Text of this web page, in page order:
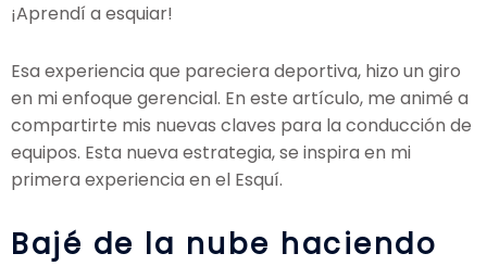
¡Aprendí a esquiar!
Esa experiencia que pareciera deportiva, hizo un giro
en mi enfoque gerencial. En este artículo, me animé a
compartirte mis nuevas claves para la conducción de
equipos. Esta nueva estrategia, se inspira en mi
primera experiencia en el Esquí.
Bajé de la nube haciendo